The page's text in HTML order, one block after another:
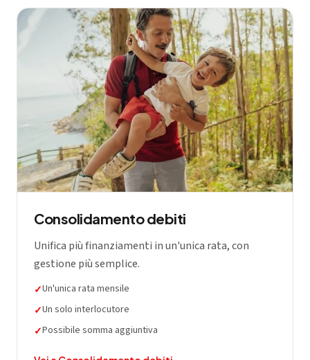
Consolidamento debiti
Unifica più finanziamenti in un'unica rata, con
gestione più semplice.
✓Un'unica rata mensile
✓Un solo interlocutore
✓Possibile somma aggiuntiva